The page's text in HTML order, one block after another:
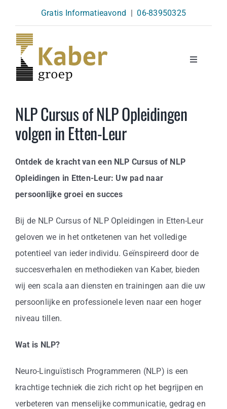
content
Gratis Informatieavond | 06-83950325
Toggle
Agenda
Over Ons
NLP Cursus of NLP Opleidingen
volgen in Etten-Leur
Ontdek de kracht van een NLP Cursus of NLP
Opleidingen in Etten-Leur: Uw pad naar
persoonlijke groei en succes
Bij de NLP Cursus of NLP Opleidingen in Etten-Leur
geloven we in het ontketenen van het volledige
potentieel van ieder individu. Geïnspireerd door de
succesverhalen en methodieken van Kaber, bieden
wij een scala aan diensten en trainingen aan die uw
persoonlijke en professionele leven naar een hoger
niveau tillen.
Wat is NLP?
Neuro-Linguïstisch Programmeren (NLP) is een
krachtige techniek die zich richt op het begrijpen en
verbeteren van menselijke communicatie, gedrag en